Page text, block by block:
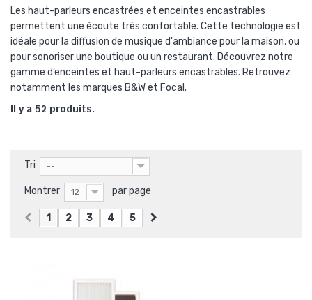
Les haut-parleurs encastrées et enceintes encastrables
permettent une écoute très confortable. Cette technologie est
idéale pour la diffusion de musique d'ambiance pour la maison, ou
pour sonoriser une boutique ou un restaurant. Découvrez notre
gamme d’enceintes et haut-parleurs encastrables. Retrouvez
notamment les marques B&W et Focal.
Il y a 52 produits.
Tri --
Montrer 12 par page
1 2 3 4 5